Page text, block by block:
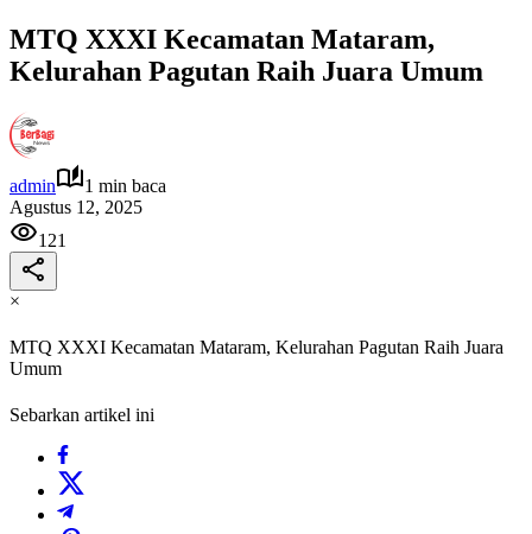
MTQ XXXI Kecamatan Mataram,
Kelurahan Pagutan Raih Juara Umum
admin
1 min baca
Agustus 12, 2025
121
×
MTQ XXXI Kecamatan Mataram, Kelurahan Pagutan Raih Juara
Umum
Sebarkan artikel ini